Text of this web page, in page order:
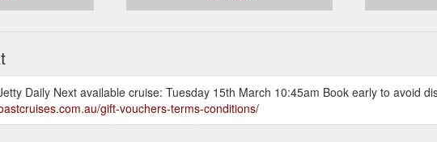
Daily Next available cruise: Tuesday 15th March 10:45am Book early to avoid
gift-vouchers-terms-conditions/